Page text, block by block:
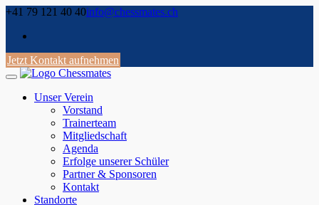
Skip
content
+41 79 121 40 40info@chessmates.ch
Jetzt Kontakt aufnehmen
Unser Verein
Vorstand
Trainerteam
Mitgliedschaft
Agenda
Erfolge unserer Schüler
Partner & Sponsoren
Kontakt
Standorte